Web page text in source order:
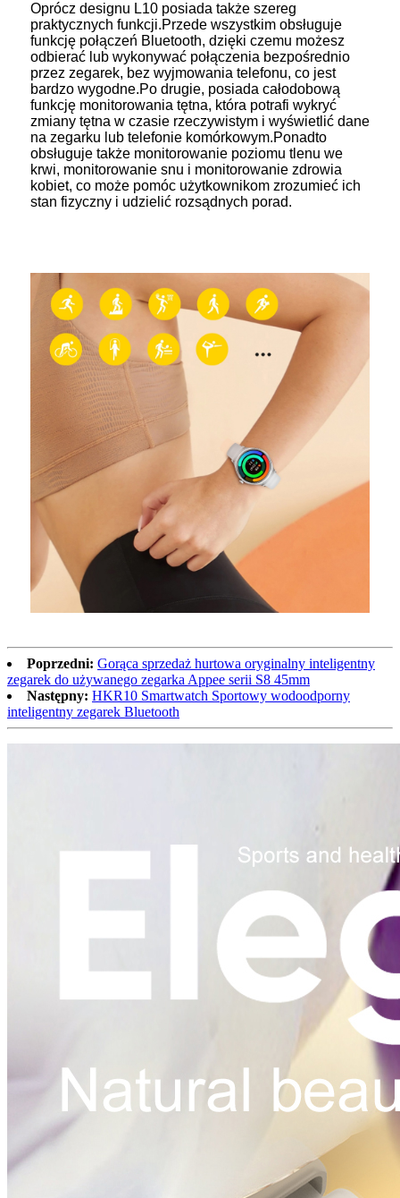
Oprócz designu L10 posiada także szereg
praktycznych funkcji.Przede wszystkim obsługuje
funkcję połączeń Bluetooth, dzięki czemu możesz
odbierać lub wykonywać połączenia bezpośrednio
przez zegarek, bez wyjmowania telefonu, co jest
bardzo wygodne.Po drugie, posiada całodobową
funkcję monitorowania tętna, która potrafi wykryć
zmiany tętna w czasie rzeczywistym i wyświetlić dane
na zegarku lub telefonie komórkowym.Ponadto
obsługuje także monitorowanie poziomu tlenu we
krwi, monitorowanie snu i monitorowanie zdrowia
kobiet, co może pomóc użytkownikom zrozumieć ich
stan fizyczny i udzielić rozsądnych porad.
Poprzedni: Gorąca sprzedaż hurtowa oryginalny inteligentny
zegarek do używanego zegarka Appee serii S8 45mm
Następny: HKR10 Smartwatch Sportowy wodoodporny
inteligentny zegarek Bluetooth